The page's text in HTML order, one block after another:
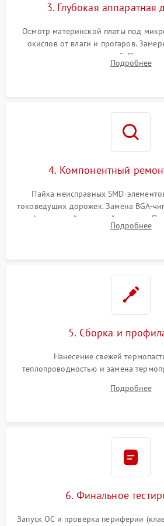
3. Глубокая аппаратная
Осмотр материнской платы под
окислов от влаги и прогаров.
дежурных напряжений. Проверка
мультиконтроллера,Подробнее
4. Компонентный
Пайка неисправных SMD-
токоведущих дорожек. Замена BGA-
инфракрасной паяльной станции.
BIOS или заменаПодробнее
5. Сборка и
Нанесение свежей
теплопроводностью и замена
шлейфов, модулей памяти иПодробнее
6. Финальное
Запуск ОС и проверка периферии